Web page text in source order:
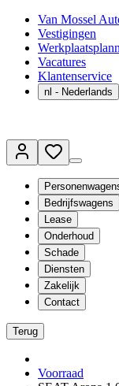
Van Mossel
Vestigingen
Vacatures
Klantenservice
nl - Nederlands
Bedrijfswagens
Lease
Onderhoud
Schade
Diensten
Zakelijk
Contact
Terug
Voorraad